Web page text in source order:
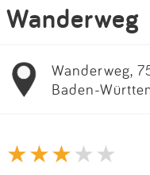
Wanderweg
Wanderweg,
Baden-